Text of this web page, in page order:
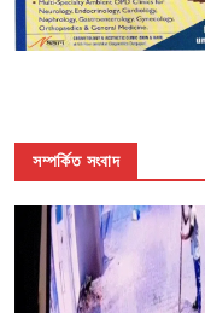
সম্পর্কিত সংবাদ